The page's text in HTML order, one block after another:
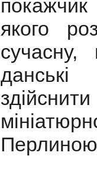
якого
данські
Перлиною